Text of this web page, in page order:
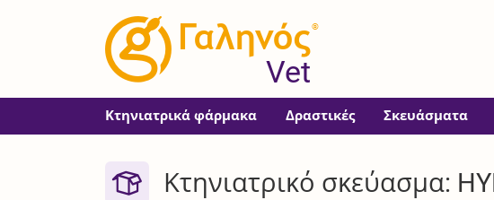
®
Vet
Κτηνιατρικά φάρμακα Δραστικές Σκευάσματα
Κτηνιατρικό σκεύασμα: